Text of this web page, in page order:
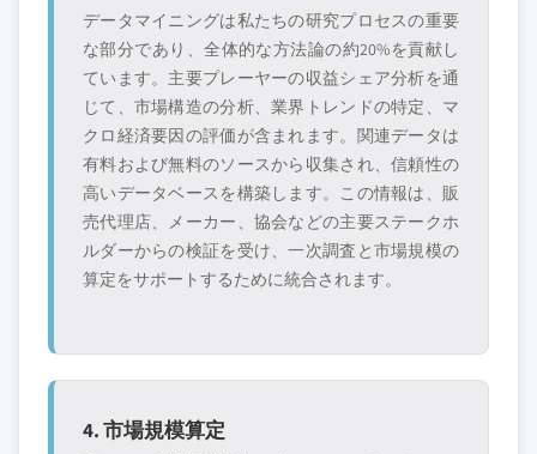
データマイニングは私たちの研究プロセスの重要
な部分であり、全体的な方法論の約20%を貢献し
ています。主要プレーヤーの収益シェア分析を通
じて、市場構造の分析、業界トレンドの特定、マ
クロ経済要因の評価が含まれます。関連データは
有料および無料のソースから収集され、信頼性の
高いデータベースを構築します。この情報は、販
売代理店、メーカー、協会などの主要ステークホ
ルダーからの検証を受け、一次調査と市場規模の
算定をサポートするために統合されます。
4. 市場規模算定